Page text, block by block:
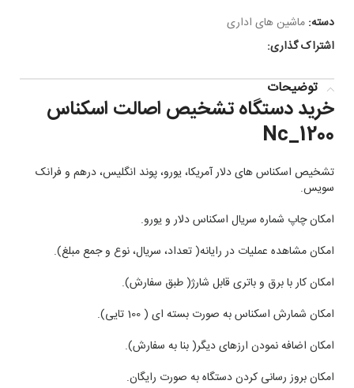
دسته: ماشین های اداری
اشتراک گذاری:
توضیحات
خرید دستگاه تشخیص اصالت اسکناس
Nc_1200
تشخیص اسکناس های دلار آمریکا، یورو، پوند انگلیس، درهم و فرانک
سویس.
امکان چاپ شماره سریال اسکناس دلار و یورو.
امکان مشاهده عملیات در رایانه( تعداد، سریال، نوع و جمع مبلغ).
امکان کار با برق و باتری قابل شارژ( طبق سفارش).
امکان شمارش اسکناس به صورت بسته ای ( 100 تایی).
امکان اضافه نمودن ارزهای دیگر( بنا به سفارش).
امکان بروز رسانی کردن دستگاه به صورت رایگان.